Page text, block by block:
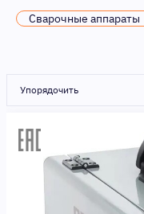
Сварочные аппараты
Упорядочить